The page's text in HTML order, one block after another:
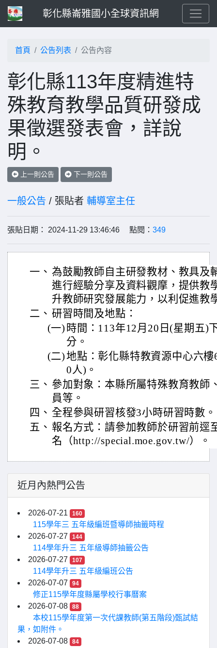
彰化縣崙雅國小全球資訊網
首頁 公告列表 公告內容
彰化縣113年度精進特
殊教育教學品質研發成
果徵選發表會，詳說
明。
上一則公告 下一則公告
一般公告 / 張貼者 輔導室主任
張貼日期： 2024-11-29 13:46:46 點閱： 349
一、 為鼓勵教師自主研發教材、教具及
進行經驗分享及資料觀摩，提供教
升教師研究發展能力，以利促進教
二、 研習時間及地點：
(一) 時間：113年12月20日(星期五)
分。
(二)地點：彰化縣特教資源中心六
0人)。
三、 參加對象：本縣所屬特殊教育教師
員等。
四、 全程參與研習核發3小時研習時數。
五、 報名方式：請參加教師於研習前逕
名（http://special.moe.gov.tw/）。
近月內熱門公告
2026-07-21 160
115學年三 五年級編班暨導師抽籤時程
2026-07-27
144
114學年升三 五年級導師抽籤公告
2026-07-27
107
114學年升三 五年級編班公告
2026-07-07
94
修正115學年度縣屬學校行事曆案
2026-07-08
88
本校115學年度第一次代課教師(第五階段)甄試結
果，如附件。
2026-07-08
84